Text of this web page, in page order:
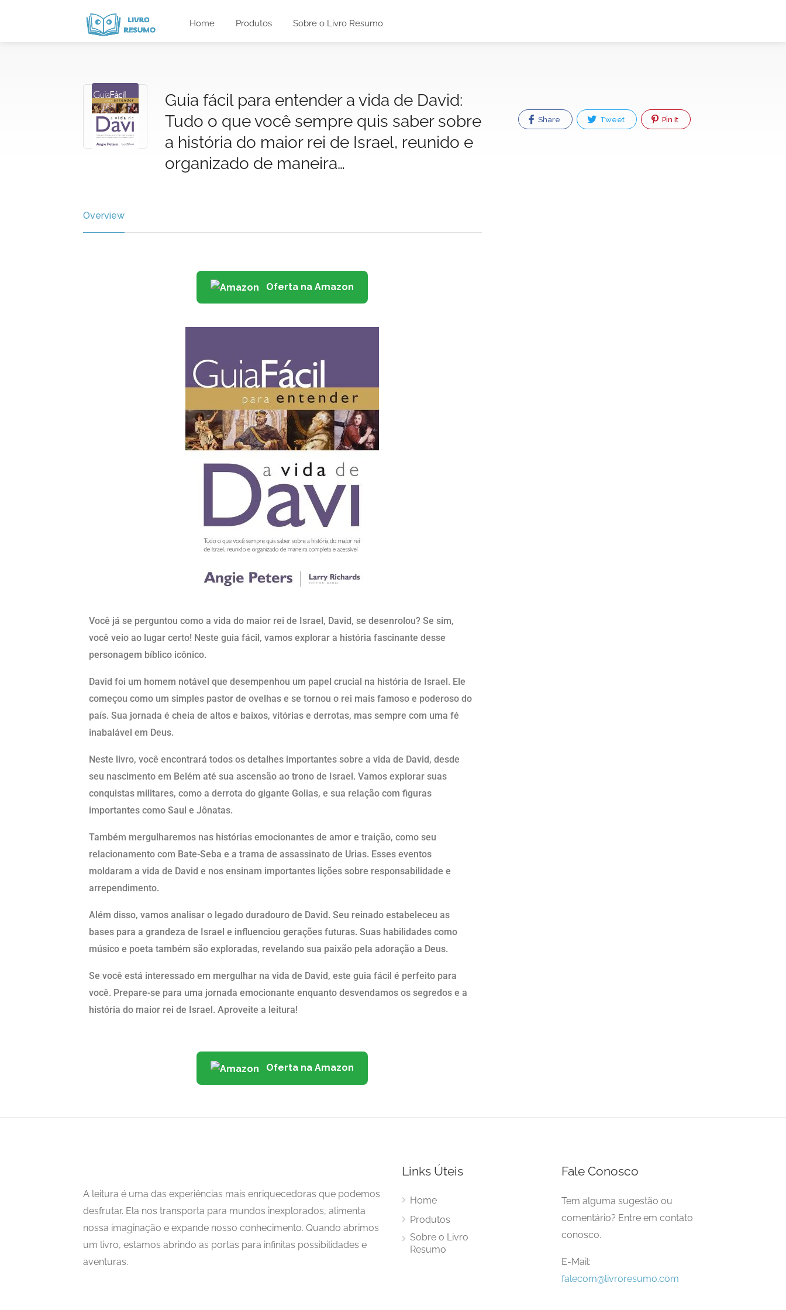
Home Produtos Sobre o Livro Resumo
Guia fácil para entender a vida de David:
Tudo o que você sempre quis saber sobre
a história do maior rei de Israel, reunido e
organizado de maneira…
Overview
Oferta na Amazon
Você já se perguntou como a vida do maior rei de Israel, David, se desenrolou? Se sim,
você veio ao lugar certo! Neste guia fácil, vamos explorar a história fascinante desse
personagem bíblico icônico.
David foi um homem notável que desempenhou um papel crucial na história de Israel. Ele
começou como um simples pastor de ovelhas e se tornou o rei mais famoso e poderoso do
país. Sua jornada é cheia de altos e baixos, vitórias e derrotas, mas sempre com uma fé
inabalável em Deus.
Neste livro, você encontrará todos os detalhes importantes sobre a vida de David, desde
seu nascimento em Belém até sua ascensão ao trono de Israel. Vamos explorar suas
conquistas militares, como a derrota do gigante Golias, e sua relação com figuras
importantes como Saul e Jônatas.
Também mergulharemos nas histórias emocionantes de amor e traição, como seu
relacionamento com Bate-Seba e a trama de assassinato de Urias. Esses eventos
moldaram a vida de David e nos ensinam importantes lições sobre responsabilidade e
arrependimento.
Além disso, vamos analisar o legado duradouro de David. Seu reinado estabeleceu as
bases para a grandeza de Israel e influenciou gerações futuras. Suas habilidades como
músico e poeta também são exploradas, revelando sua paixão pela adoração a Deus.
Se você está interessado em mergulhar na vida de David, este guia fácil é perfeito para
você. Prepare-se para uma jornada emocionante enquanto desvendamos os segredos e a
história do maior rei de Israel. Aproveite a leitura!
Oferta na Amazon
Share Tweet Pin It
A leitura é uma das experiências mais enriquecedoras que podemos
desfrutar. Ela nos transporta para mundos inexplorados, alimenta
nossa imaginação e expande nosso conhecimento. Quando abrimos
um livro, estamos abrindo as portas para infinitas possibilidades e
aventuras.
Links Úteis
Home
Produtos
Sobre o Livro
Resumo
Fale Conosco
Tem alguma sugestão ou
comentário? Entre em contato
conosco.
E-Mail:
falecom@livroresumo.com